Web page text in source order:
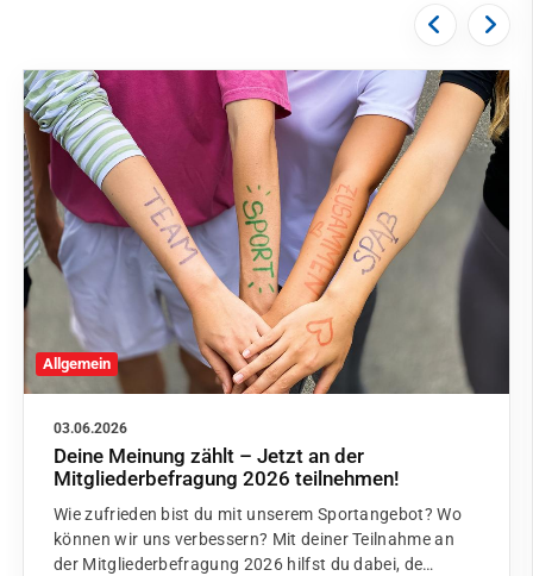
Allgemein
03.06.2026
Deine Meinung zählt – Jetzt an der
Mitgliederbefragung 2026 teilnehmen!
Wie zufrieden bist du mit unserem Sportangebot? Wo
können wir uns verbessern? Mit deiner Teilnahme an
der Mitgliederbefragung 2026 hilfst du dabei, de…